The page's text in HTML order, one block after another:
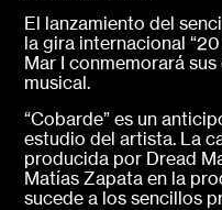
El lanzamiento del
la gira internacional
Mar I conmemorará
musical.
“Cobarde” es un
estudio del artista. La
producida por Dread
Matías Zapata en la
sucede a los sencillos